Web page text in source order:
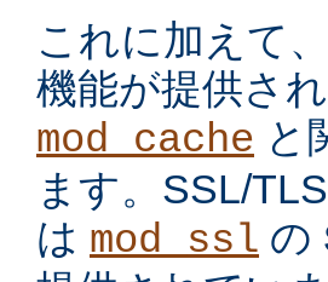
これに加えて
機能が提供さ
mod_cache と
ます。SSL/
は mod_ssl の